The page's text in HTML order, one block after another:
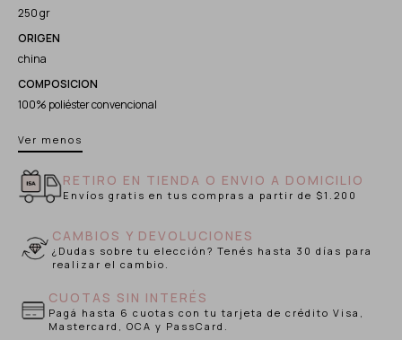
250 gr
ORIGEN
china
COMPOSICION
100% poliéster convencional
Ver menos
RETIRO EN TIENDA O ENVIO A DOMICILIO
Envíos gratis en tus compras a partir de $1.200
CAMBIOS Y DEVOLUCIONES
¿Dudas sobre tu elección? Tenés hasta 30 días para
realizar el cambio.
CUOTAS SIN INTERÉS
Pagá hasta 6 cuotas con tu tarjeta de crédito Visa,
Mastercard, OCA y PassCard.